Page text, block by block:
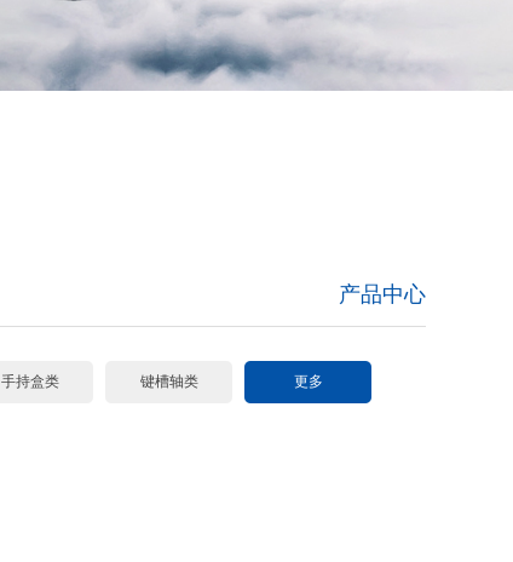
产品中心
手持盒类 键槽轴类 更多